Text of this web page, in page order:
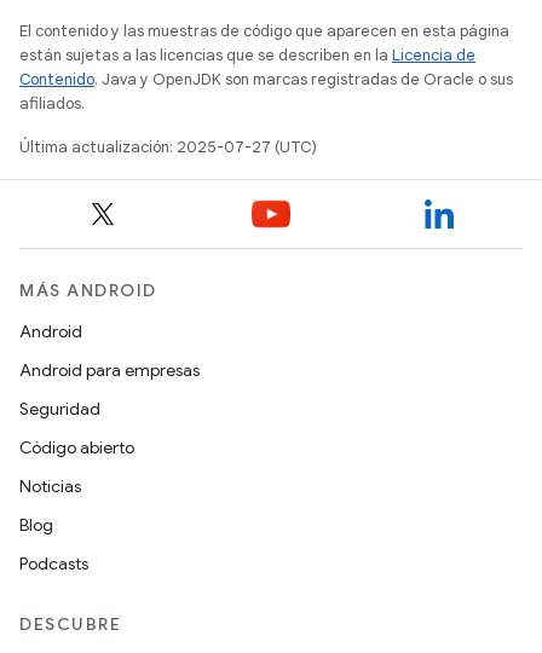
El contenido y las muestras de código que aparecen en esta página
están sujetas a las licencias que se describen en la Licencia de
Contenido. Java y OpenJDK son marcas registradas de Oracle o sus
afiliados.
Última actualización: 2025-07-27 (UTC)
MÁS ANDROID
Android
Android para empresas
Seguridad
Código abierto
Noticias
Blog
Podcasts
DESCUBRE